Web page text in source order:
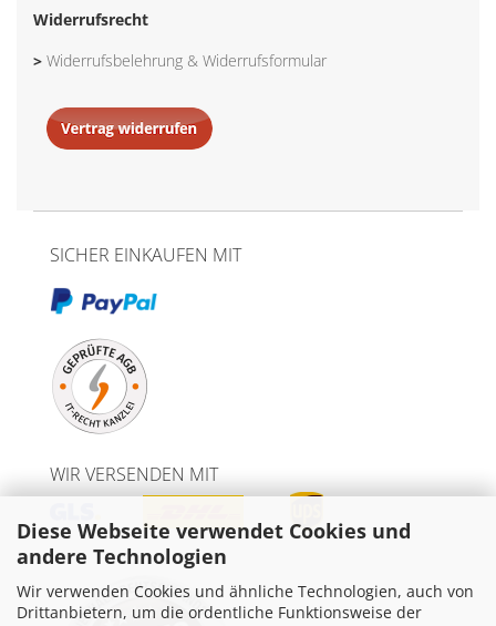
Diese Webseite verwendet Cookies und
andere Technologien
Wir verwenden Cookies und ähnliche Technologien, auch von
Drittanbietern, um die ordentliche Funktionsweise der
Widerrufsrecht
> Widerrufsbelehrung & Widerrufsformular
SICHER EINKAUFEN MIT
WIR VERSENDEN MIT